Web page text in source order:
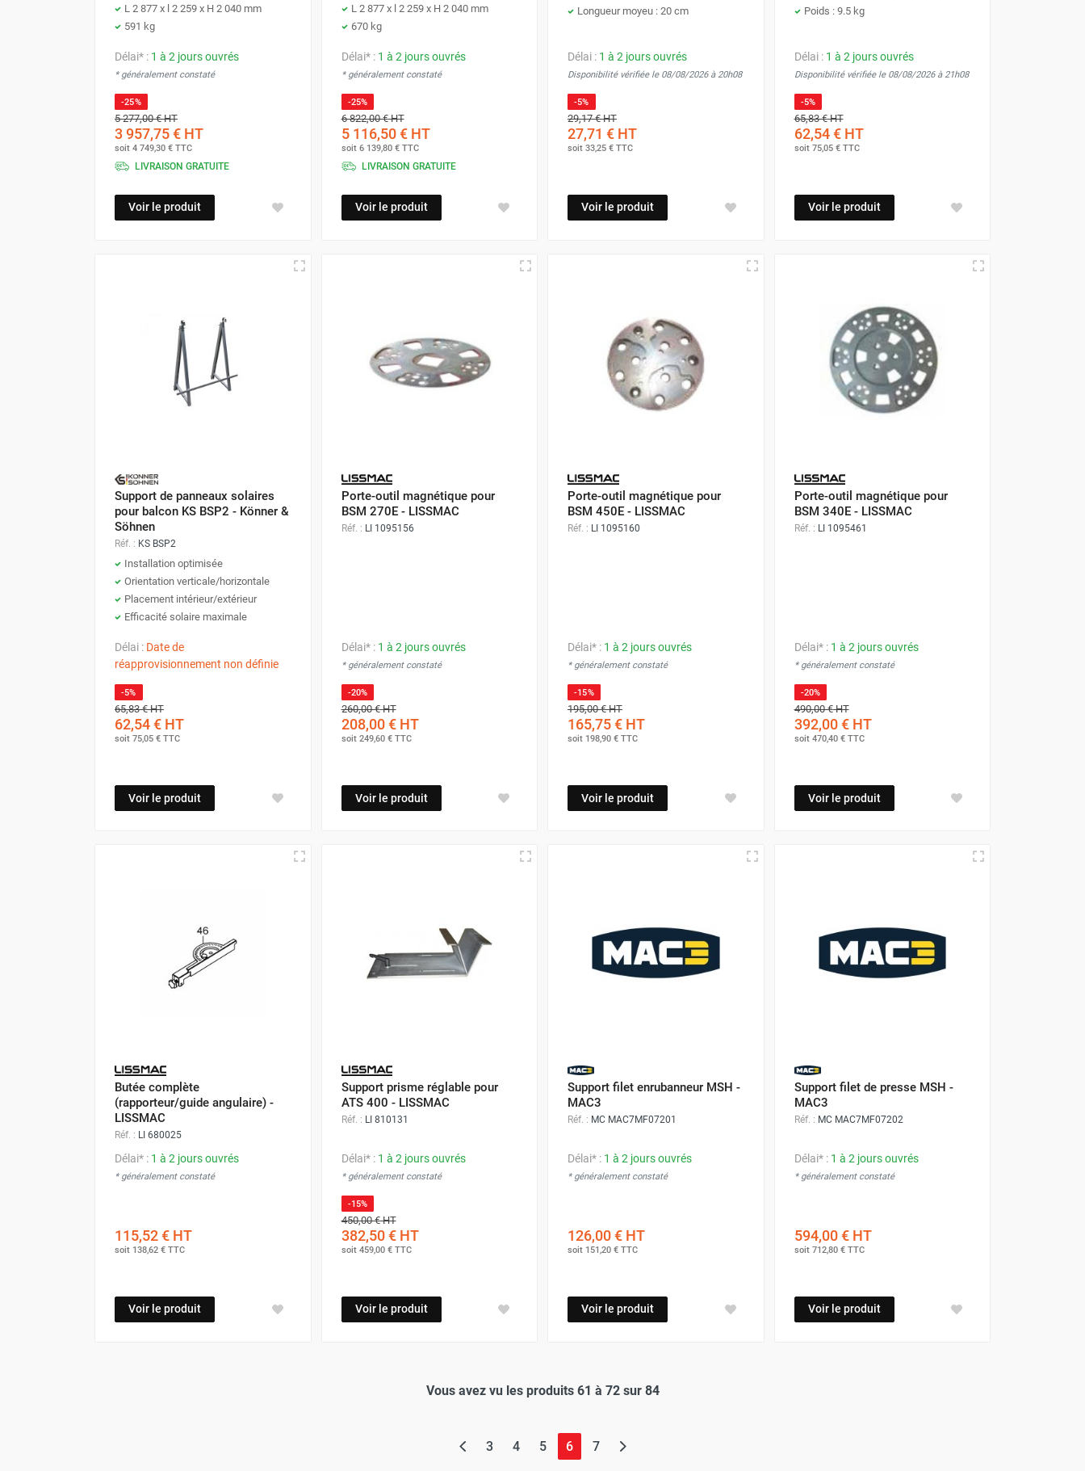
GROUPES ÉLECTROGÈNE, DE
SOUDAGE ET ÉQUIPEMENT
NETTOYEUR HAUTE
PULVÉRISATEUR
MOTOPOMPE ET POMPE À
EAU
ASPIRATEUR ET NETTOYAGE
DU SOL
ÉQUIPEMENT DE
PROTECTION INDIVIDUELLE
TRAITEMENT DE L'AIR
ACCESSOIRES ET
FOURNITURES
L 2 877 x l 2 259 x H 2 040 mm
591 kg
Délai* : 1 à 2 jours ouvrés
* généralement constaté
-25%
5 277,00 €HT
3 957,75 € HT
soit 4 749,30 € TTC
LIVRAISON GRATUITE
Voir le produit
L 2 877 x l 2 259 x H 2 040 mm
670 kg
Délai* : 1 à 2 jours ouvrés
* généralement constaté
-25%
6 822,00 €HT
5 116,50 €HT
soit 6 139,80 €TTC
LIVRAISON GRATUITE
Voir le produit
Longueur moyeu : 20 cm
Délai : 1 à 2 jours ouvrés
Disponibilité vérifiée le 08/08/2026 à 20h08
-5%
29,17 €HT
27,71 € HT
soit 33,25 € TTC
Voir le produit
Poids : 9.5 kg
Délai : 1 à 2 jours ouvrés
Disponibilité vérifiée le 08/08/2026 à 21h08
-5%
65,83 €HT
62,54 €HT
soit 75,05 €TTC
Voir le produit
Support de panneaux solaires
pour balcon KS BSP2 - Könner &
Söhnen
Réf. : KS BSP2
Installation optimisée
Orientation verticale/horizontale
Placement intérieur/extérieur
Efficacité solaire maximale
Délai : Date de
réapprovisionnement non définie
-5%
65,83 €HT
62,54 € HT
soit 75,05 € TTC
Voir le produit
Porte-outil magnétique pour
BSM 270E - LISSMAC
Réf. : LI 1095156
Délai* : 1 à 2 jours ouvrés
* généralement constaté
-20%
260,00 €HT
208,00 €HT
soit 249,60 €TTC
Voir le produit
Porte-outil magnétique pour
BSM 450E - LISSMAC
Réf. : LI 1095160
Délai* : 1 à 2 jours ouvrés
* généralement constaté
-15%
195,00 €HT
165,75 € HT
soit 198,90 € TTC
Voir le produit
Porte-outil magnétique pour
BSM 340E - LISSMAC
Réf. : LI 1095461
Délai* : 1 à 2 jours ouvrés
* généralement constaté
-20%
490,00 €HT
392,00 €HT
soit 470,40 €TTC
Voir le produit
Butée complète
(rapporteur/guide angulaire) -
LISSMAC
Réf. : LI 680025
Délai* : 1 à 2 jours ouvrés
* généralement constaté
115,52 € HT
soit 138,62 € TTC
Voir le produit
Support prisme réglable pour
ATS 400 - LISSMAC
Réf. : LI 810131
Délai* : 1 à 2 jours ouvrés
* généralement constaté
-15%
450,00 €HT
382,50 €HT
soit 459,00 €TTC
Voir le produit
Support filet enrubanneur MSH -
MAC3
Réf. : MC MAC7MF07201
Délai* : 1 à 2 jours ouvrés
* généralement constaté
126,00 € HT
soit 151,20 € TTC
Voir le produit
Support filet de presse MSH -
MAC3
Réf. : MC MAC7MF07202
Délai* : 1 à 2 jours ouvrés
* généralement constaté
594,00 €HT
soit 712,80 €TTC
Voir le produit
Vous avez vu les produits 61 à 72 sur 84
3 4 5 6(page actuelle)
7